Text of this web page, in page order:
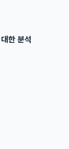
한 분석